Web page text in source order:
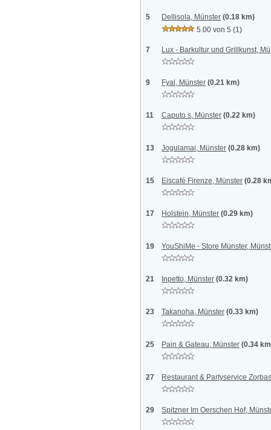
5 Dellisola, Münster (0.18 km)
5.00 von 5 (1)
7 Lux - Barkultur und Grillkunst,
9 Fyal, Münster (0.21 km)
11 Caputo s, Münster (0.22 km)
13 Jogulamai, Münster (0.28 km)
15 Eiscafé Firenze, Münster (0.28
17 Holstein, Münster (0.29 km)
19 YouShiMe - Store Münster,
21 Inpetto, Münster (0.32 km)
23 Takanoha, Münster (0.33 km)
25 Pain & Gateau, Münster (0.34
27 Restaurant & Partyservice
29 Spitzner Im Oerschen Hof,